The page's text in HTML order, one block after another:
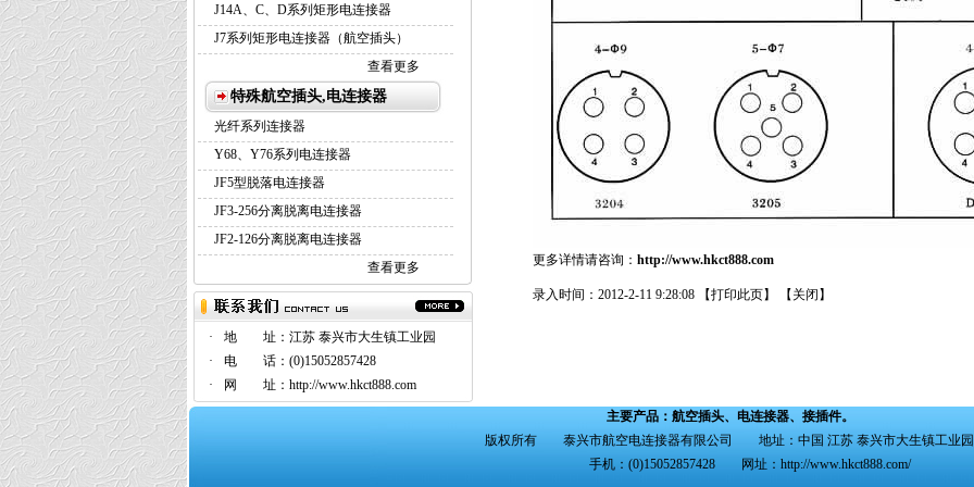
J14A、C、D系列矩形电连接器
J7系列矩形电连接器（航空插头）
查看更多
特殊航空插头,电连接器
光纤系列连接器
Y68、Y76系列电连接器
JF5型脱落电连接器
JF3-256分离脱离电连接器
JF2-126分离脱离电连接器
查看更多
· 地 址： 江苏 泰兴市大生镇工业园
·
电 话： (0)15052857428
·
网 址： http://www.hkct888.com
更多详情请咨询： http://www.hkct888.com
录入时间：2012-2-11 9:28:08 【打印此页】 【 关闭 】
主要产品： 航空插头、 电连接器、 接插件。
版权所有 泰兴市航空电连接器有限公司 地址：中国 江苏 泰兴市大生镇工业
手机：(0)15052857428 网址： http://www.hkct888.com/